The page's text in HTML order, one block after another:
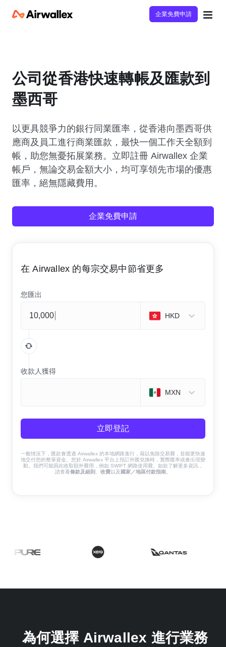
企業免費申請
公司從香港快速轉帳及匯款到
墨西哥
以更具競爭力的銀行同業匯率，從香港向墨西哥供
應商及員工進行商業匯款，最快一個工作天全額到
帳，助您無憂拓展業務。立即註冊 Airwallex 企業
帳戶，無論交易金額大小，均可享領先市場的優惠
匯率，絕無隱藏費用。
企業免費申請
在 Airwallex 的每宗交易中節省更多
您匯出
HKD
收款人獲得
MXN
立即登記
一般情況下，匯款會透過 Airwallex 的本地網路進行，藉以免除交易費，並能更快速
地交付您的整筆資金。您於 Airwallex 平台上預訂外匯兌換時，實際匯率或會出現變
動。我們可能因此收取額外費用，例如 SWIFT 網路使用費。如欲了解更多資訊，
請查看條款及細則 收費以及 國家／地區付款指南
為何選擇 Airwallex 進行業務